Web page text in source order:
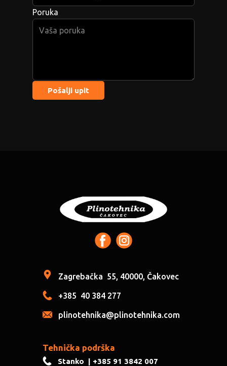
Poruka
Pošalji upit
Zagrebačka 55, 40000, Čakovec
+385 40 384 277
plinotehnika@plinotehnika.com
Tehnička podrška
Stanko | +385 91 3842 007